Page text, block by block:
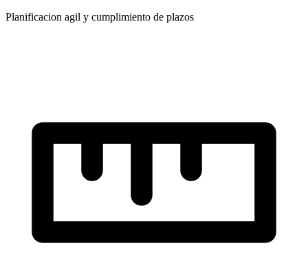
Planificacion agil y cumplimiento de plazos